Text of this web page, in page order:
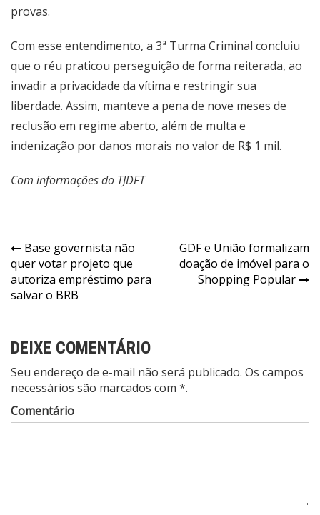
provas.
Com esse entendimento, a 3ª Turma Criminal concluiu
que o réu praticou perseguição de forma reiterada, ao
invadir a privacidade da vítima e restringir sua
liberdade. Assim, manteve a pena de nove meses de
reclusão em regime aberto, além de multa e
indenização por danos morais no valor de R$ 1 mil.
Com informações do TJDFT
Navegação
de
Post
Base governista não
quer votar projeto que
autoriza empréstimo para
salvar o BRB
GDF e União formalizam
doação de imóvel para o
Shopping Popular
DEIXE COMENTÁRIO
Seu endereço de e-mail não será publicado. Os campos
necessários são marcados com *.
Comentário